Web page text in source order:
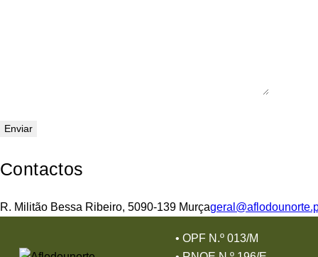
Contactos
R. Militão Bessa Ribeiro, 5090-139 Murça
• OPF N.º 013/M